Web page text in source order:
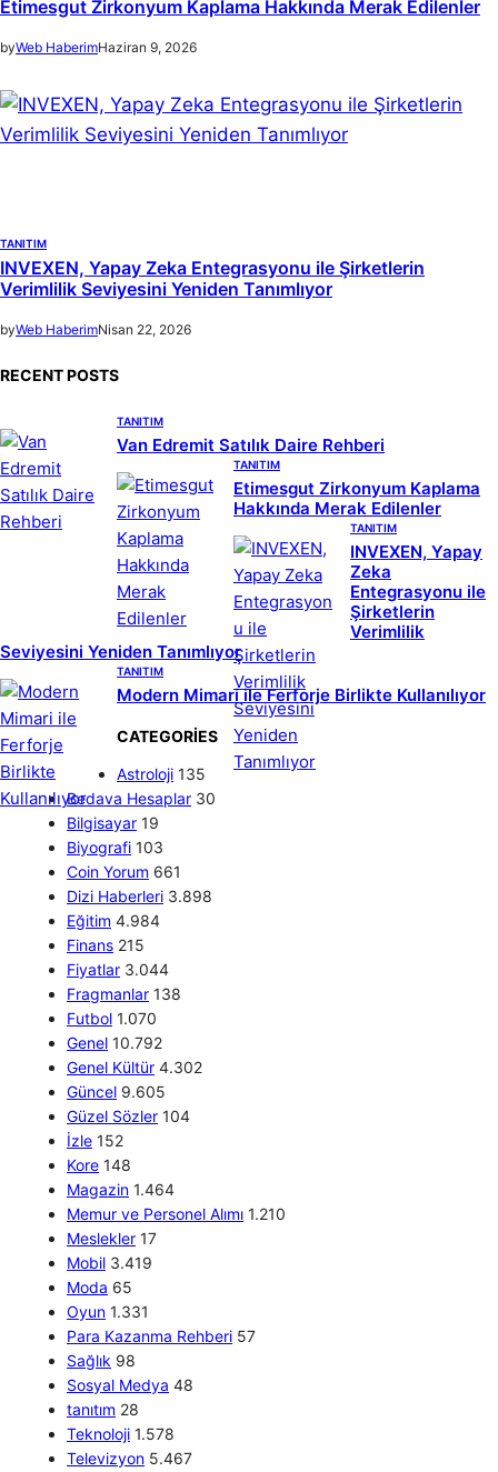
Etimesgut Zirkonyum Kaplama Hakkında Merak Edilenler
byWeb HaberimHaziran 9, 2026
TANITIM
INVEXEN, Yapay Zeka Entegrasyonu ile Şirketlerin
Verimlilik Seviyesini Yeniden Tanımlıyor
byWeb HaberimNisan 22, 2026
RECENT POSTS
TANITIM
Van Edremit Satılık Daire Rehberi
TANITIM
Etimesgut Zirkonyum Kaplama
Hakkında Merak Edilenler
TANITIM
INVEXEN, Yapay
Zeka
Entegrasyonu ile
Şirketlerin
Verimlilik
Seviyesini Yeniden Tanımlıyor
TANITIM
Modern Mimari ile Ferforje Birlikte Kullanılıyor
CATEGORIES
Astroloji 135
Bedava Hesaplar 30
Bilgisayar 19
Biyografi 103
Coin Yorum 661
Dizi Haberleri 3.898
Eğitim 4.984
Finans 215
Fiyatlar 3.044
Fragmanlar 138
Futbol 1.070
Genel 10.792
Genel Kültür 4.302
Güncel 9.605
Güzel Sözler 104
İzle 152
Kore 148
Magazin 1.464
Memur ve Personel Alımı 1.210
Meslekler 17
Mobil 3.419
Moda 65
Oyun 1.331
Para Kazanma Rehberi 57
Sağlık 98
Sosyal Medya 48
tanıtım 28
Teknoloji 1.578
Televizyon 5.467